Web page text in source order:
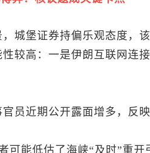
城堡证券持偏乐观态度，
较高：一是伊朗互联网连
员近期公开露面增多，反
可能低估了海峡“及时”重开